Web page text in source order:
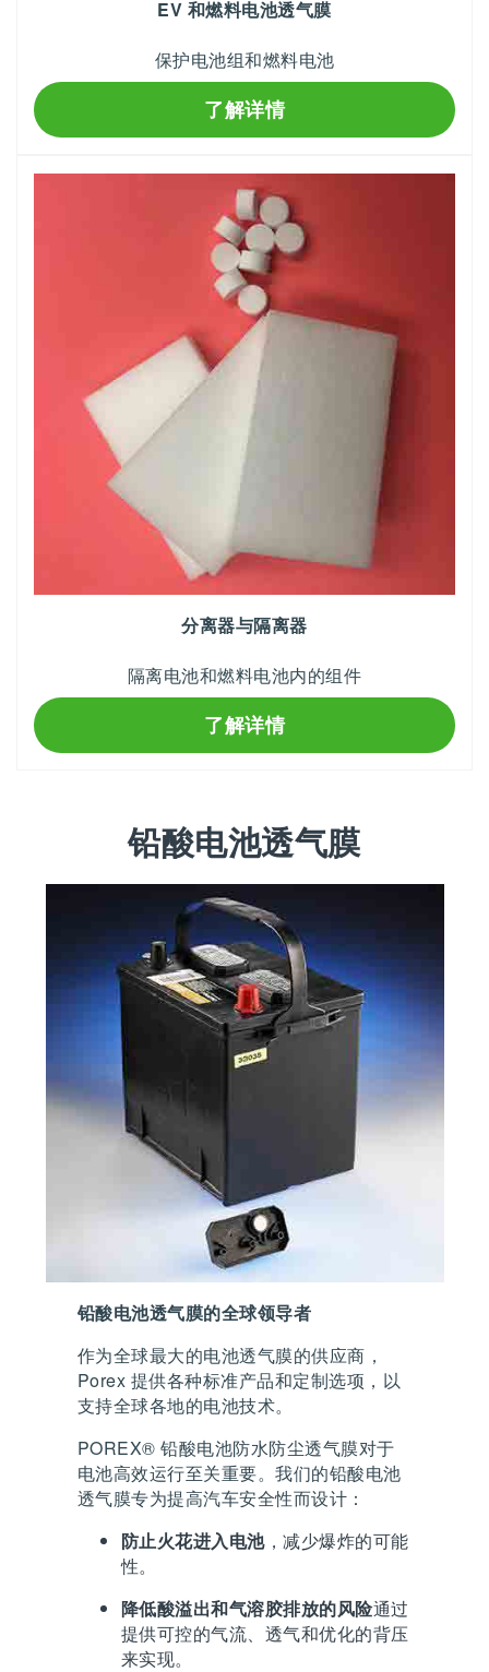
EV 和燃料电池透气膜
保护电池组和燃料电池
了解详情
分离器与隔离器
隔离电池和燃料电池内的组件
了解详情
铅酸电池透气膜
铅酸电池透气膜的全球领导者
作为全球最大的电池透气膜的供应商，
Porex 提供各种标准产品和定制选项，以
支持全球各地的电池技术。
POREX® 铅酸电池防水防尘透气膜对于
电池高效运行至关重要。我们的铅酸电池
透气膜专为提高汽车安全性而设计：
防止火花进入电池，减少爆炸的可能
性。
降低酸溢出和气溶胶排放的风险通过
提供可控的气流、透气和优化的背压
来实现。